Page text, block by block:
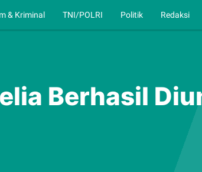
& Kriminal TNI/POLRI Politik Redaksi
Berhasil